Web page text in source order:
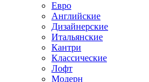
Евро
Английские
Дизайнерские
Итальянские
Кантри
Классические
Лофт
Модерн